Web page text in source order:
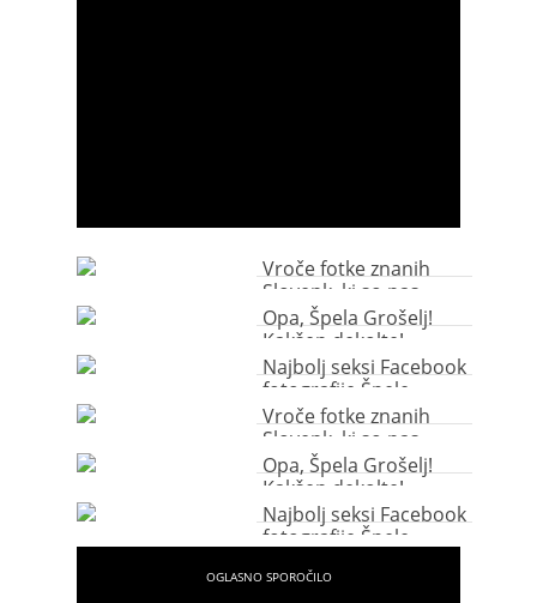
Vroče fotke znanih
Slovenk, ki so nas
ogrele to zimo
Opa, Špela Grošelj!
Kakšen dekolte!
Najbolj seksi Facebook
fotografije Špele
Grošelj
Vroče fotke znanih
Slovenk, ki so nas
ogrele to zimo
Opa, Špela Grošelj!
Kakšen dekolte!
Najbolj seksi Facebook
fotografije Špele